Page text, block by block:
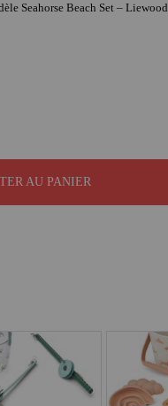
Seahorse Beach Set – Liewood
AU PANIER